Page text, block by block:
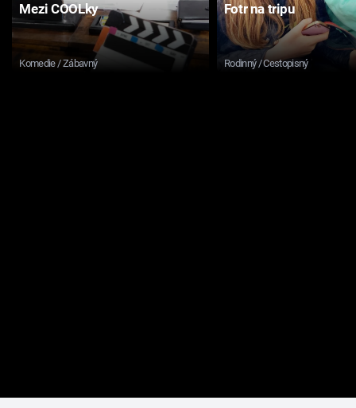
Mezi COOLky
Komedie / Zábavný
Fotr na tripu
Rodinný / Cestopisný